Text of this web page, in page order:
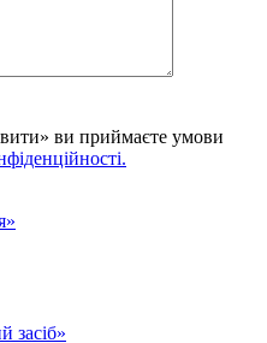
ви приймаєте умови
засіб»